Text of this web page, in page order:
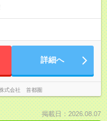
詳細へ
式会社 首都圏
掲載日：2026.08.07